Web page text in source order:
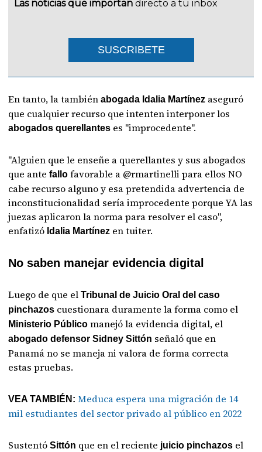
Las noticias que importan directo a tu inbox
SUSCRIBETE
En tanto, la tambiénabogada Idalia Martínez aseguró
que cualquier recurso que intenten interponer los
abogados querellantes es "improcedente".
"Alguien que le enseñe a querellantes y sus abogados
que antefallofavorable a @rmartinelli para ellos NO
cabe recurso alguno y esa pretendida advertencia de
inconstitucionalidad sería improcedente porque YA las
juezas aplicaron la norma para resolver el caso",
enfatizó Idalia Martínez en tuiter.
No saben manejar evidencia digital
Luego de que elTribunal de Juicio Oral del caso
pinchazos cuestionara duramente la forma como el
Ministerio Públicomanejó la evidencia digital, el
abogado defensor Sidney Sittón señaló que en
Panamá no se maneja ni valora de forma correcta
estas pruebas.
VEA TAMBIÉN:Meduca espera una migración de 14
mil estudiantes del sector privado al público en 2022
SustentóSittón que en el reciente juicio pinchazos el